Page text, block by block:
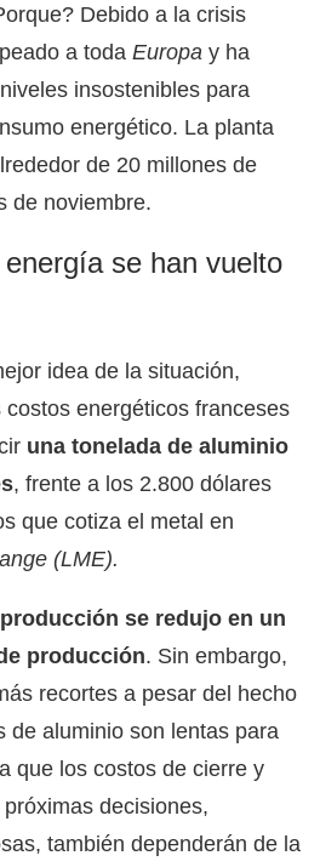
Debido a la crisis
a toda Europa y ha
insostenibles para
energético. La planta
de 20 millones de
de noviembre.
se han vuelto
idea de la situación,
energéticos franceses
una tonelada de aluminio
, frente a los 2.800 dólares
que cotiza el metal en
(LME).
producción se redujo en un
producción. Sin embargo,
recortes a pesar del hecho
de aluminio son lentas para
que los costos de cierre y
decisiones,
también dependerán de la